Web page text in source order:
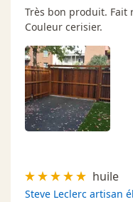
Très bon produit. Fait
Couleur cerisier.
huile
Steve Leclerc artisan